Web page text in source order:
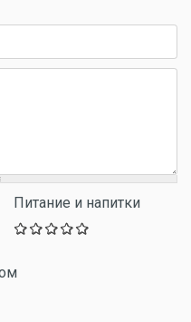
Питание и напитки